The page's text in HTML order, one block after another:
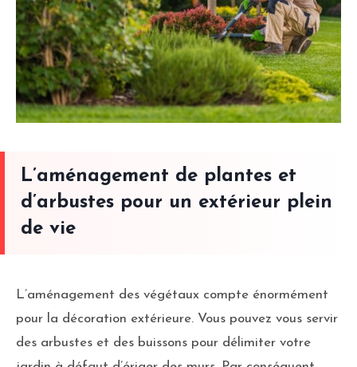
L’aménagement de plantes et
d’arbustes pour un extérieur plein
de vie
L’aménagement des végétaux compte énormément
pour la décoration extérieure. Vous pouvez vous servir
des arbustes et des buissons pour délimiter votre